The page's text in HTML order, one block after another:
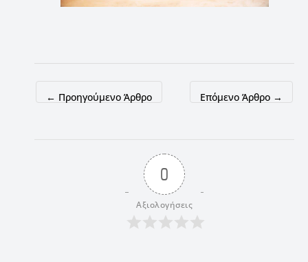
← Προηγούμενο Άρθρο Επόμενο Άρθρο →
0
Αξιολογήσεις